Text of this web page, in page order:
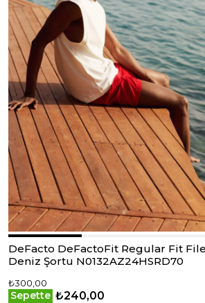
DeFacto DeFactoFit Regular Fit
Deniz Şortu N0132AZ24HSRD70
₺300,00
Sepette ₺240,00